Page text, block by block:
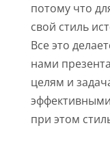
потому что
свой стиль
Все это
нами
целям и
при этом